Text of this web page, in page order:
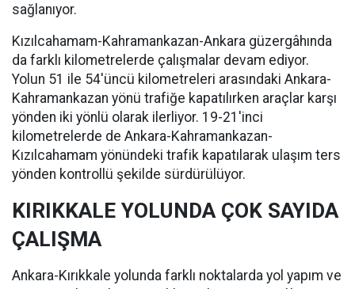
sağlanıyor.
Kızılcahamam-Kahramankazan-Ankara güzergâhında
da farklı kilometrelerde çalışmalar devam ediyor.
Yolun 51 ile 54'üncü kilometreleri arasındaki Ankara-
Kahramankazan yönü trafiğe kapatılırken araçlar karşı
yönden iki yönlü olarak ilerliyor. 19-21'inci
kilometrelerde de Ankara-Kahramankazan-
Kızılcahamam yönündeki trafik kapatılarak ulaşım ters
yönden kontrollü şekilde sürdürülüyor.
KIRIKKALE YOLUNDA ÇOK SAYIDA
ÇALIŞMA
Ankara-Kırıkkale yolunda farklı noktalarda yol yapım ve